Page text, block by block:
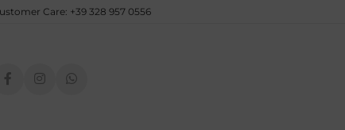
Care: +39 328 957 0556